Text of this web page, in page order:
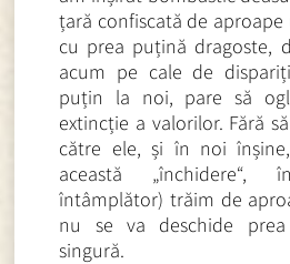
țară confiscată de aproape
cu prea puțină dragoste,
acum pe cale de
puțin la noi, pare să
extincție a valorilor. Fără
către ele, și în noi
această
întâmplător) trăim de
nu se va deschide
singură.